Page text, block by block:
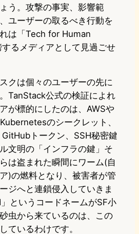
う。攻撃の事実、影響範
ユーザーの取るべき行動を
は「Tech for Human
るメディアとして見過ごせ
クは個々のユーザーの先に
TanStack公式の検証によれ
が標的にしたのは、AWSや
のシークレット、
トークン、SSH秘密鍵
文明の「インフラの鍵」そ
は盗まれた瞬間にワーム(自
)の燃料となり、被害者が管
ジへと連鎖侵入していきま
というコードネームがSF小
虫から来ているのは、この
ているわけです。